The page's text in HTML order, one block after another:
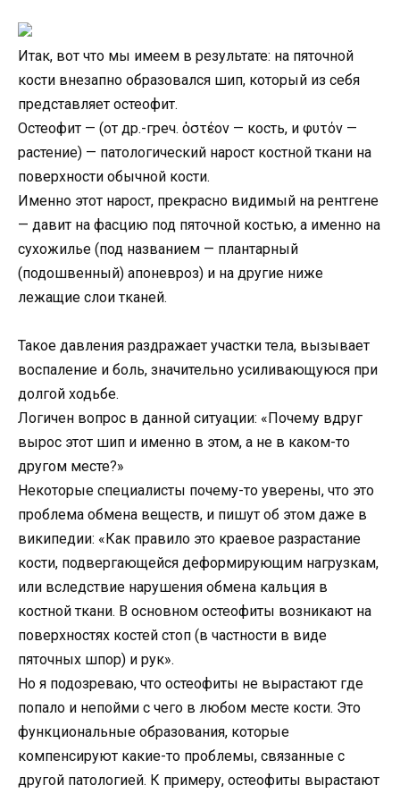
Итак, вот что мы имеем в результате: на пяточной
кости внезапно образовался шип, который из себя
представляет остеофит.
Остеофит — (от др.-греч. ὀστέον — кость, и φυτόν —
растение) — патологический нарост костной ткани на
поверхности обычной кости.
Именно этот нарост, прекрасно видимый на рентгене
— давит на фасцию под пяточной костью, а именно на
сухожилье (под названием — плантарный
(подошвенный) апоневроз) и на другие ниже
лежащие слои тканей.
Такое давления раздражает участки тела, вызывает
воспаление и боль, значительно усиливающуюся при
долгой ходьбе.
Логичен вопрос в данной ситуации: «Почему вдруг
вырос этот шип и именно в этом, а не в каком-то
другом месте?»
Некоторые специалисты почему-то уверены, что это
проблема обмена веществ, и пишут об этом даже в
википедии: «Как правило это краевое разрастание
кости, подвергающейся деформирующим нагрузкам,
или вследствие нарушения обмена кальция в
костной ткани. В основном остеофиты возникают на
поверхностях костей стоп (в частности в виде
пяточных шпор) и рук».
Но я подозреваю, что остеофиты не вырастают где
попало и непойми с чего в любом месте кости. Это
функциональные образования, которые
компенсируют какие-то проблемы, связанные с
другой патологией. К примеру, остеофиты вырастают